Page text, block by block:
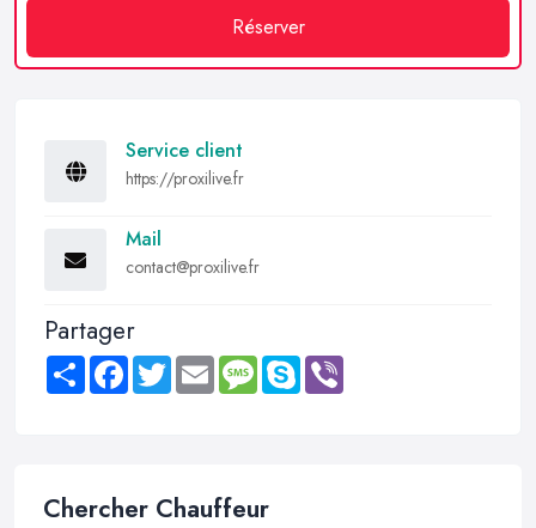
Réserver
Service client
https://proxilive.fr
Mail
contact@proxilive.fr
Partager
Share FacebookTwitter Email MessageSkype
Chercher Chauffeur